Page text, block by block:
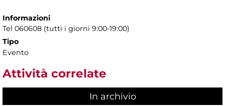
Informazioni
Tel 060608 (tutti i giorni 9:00-19:00)
Tipo
Evento
Attività correlate
In archivio